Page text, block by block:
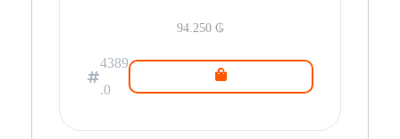
94.250 ₲
4389
.0